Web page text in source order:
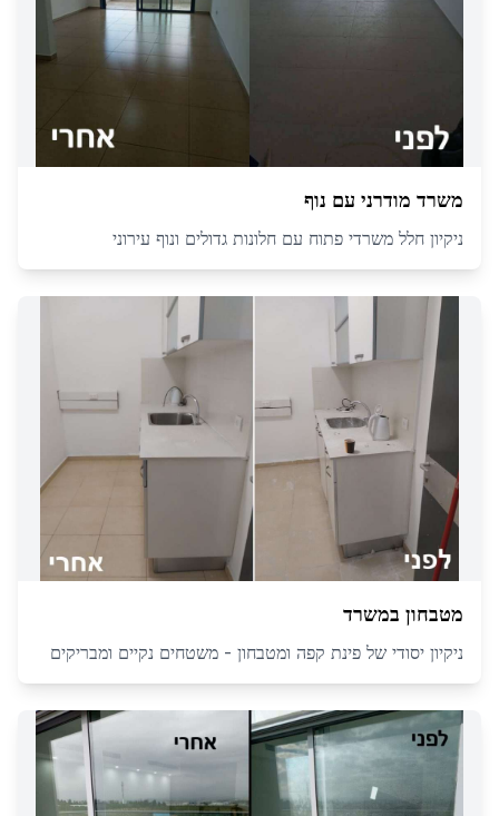
משרד מודרני עם נוף
ניקיון חלל משרדי פתוח עם חלונות גדולים ונוף עירוני
מטבחון במשרד
ניקיון יסודי של פינת קפה ומטבחון - משטחים נקיים ומבריקים